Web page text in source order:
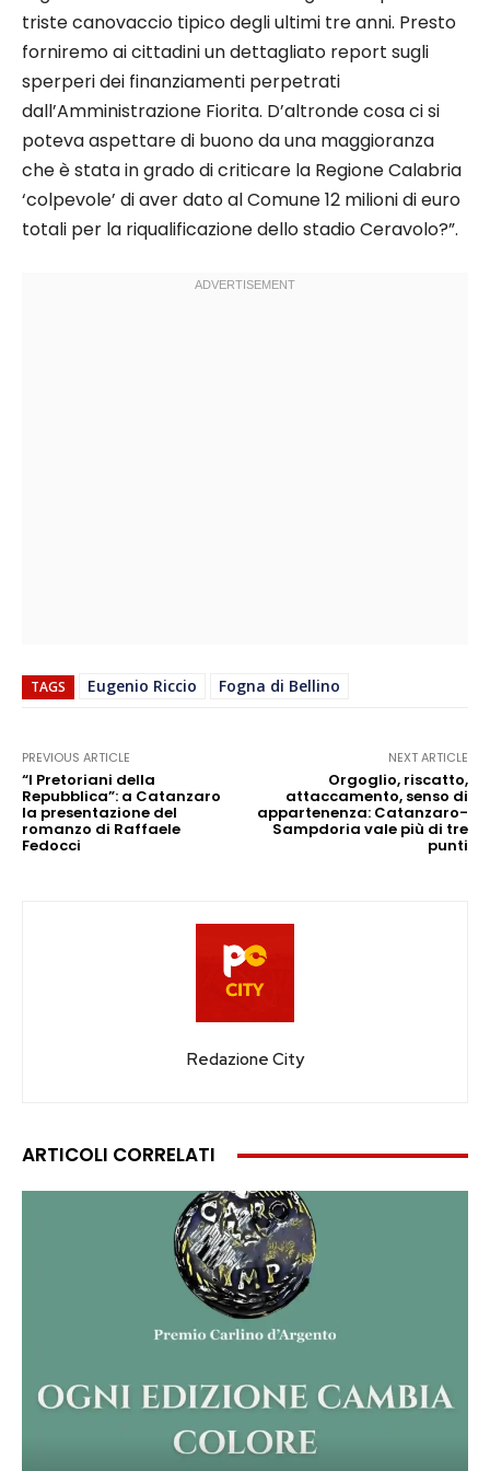
triste canovaccio tipico degli ultimi tre anni. Presto
forniremo ai cittadini un dettagliato report sugli
sperperi dei finanziamenti perpetrati
dall’Amministrazione Fiorita. D’altronde cosa ci si
poteva aspettare di buono da una maggioranza
che è stata in grado di criticare la Regione Calabria
‘colpevole’ di aver dato al Comune 12 milioni di euro
totali per la riqualificazione dello stadio Ceravolo?”.
TAGS Eugenio Riccio Fogna di Bellino
PREVIOUS ARTICLE
“I Pretoriani della
Repubblica”: a Catanzaro
la presentazione del
romanzo di Raffaele
Fedocci
NEXT ARTICLE
Orgoglio, riscatto,
attaccamento, senso di
appartenenza: Catanzaro-
Sampdoria vale più di tre
punti
Redazione City
ARTICOLI CORRELATI